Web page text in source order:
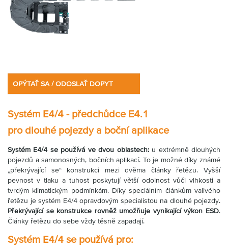
OPÝTAŤ SA / ODOSLAŤ DOPYT
Systém E4/4 - předchůdce E4.1
pro dlouhé pojezdy a boční aplikace
Systém E4/4 se používá ve dvou oblastech: u extrémně dlouhých
pojezdů a samonosných, bočních aplikací. To je možné díky známé
„překrývající se“ konstrukci mezi dvěma články řetězu. Vyšší
pevnost v tlaku a tuhost poskytují větší odolnost vůči vlhkosti a
tvrdým klimatickým podmínkám. Díky speciálním článkům valivého
řetězu je systém E4/4 opravdovým specialistou na dlouhé pojezdy.
Překrývající se konstrukce rovněž umožňuje vynikající výkon ESD.
Články řetězu do sebe vždy těsně zapadají.
Systém E4/4 se používá pro: